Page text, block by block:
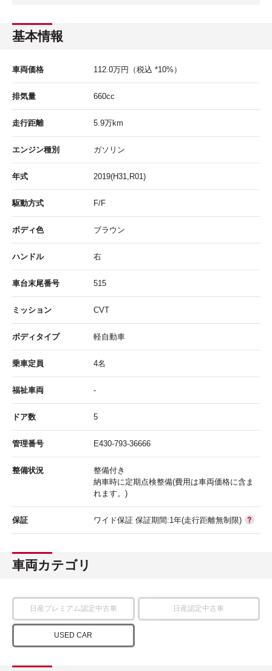
基本情報
車両価格 112.0万円 （税込 *10%）
排気量 660cc
走行距離 5.9万km
エンジン種別 ガソリン
年式 2019(H31,R01)
駆動方式 F/F
ボディ色 ブラウン
ハンドル 右
車台末尾番号 515
ミッション CVT
ボディタイプ 軽自動車
乗車定員 4名
福祉車両 -
ドア数 5
管理番号 E430-793-36666
整備状況
整備付き
納車時に定期点検整備(費用は車両価格に含ま
れます。)
保証 ワイド保証 保証期間:1年(走行距離無制限)
車両カテゴリ
日産プレミアム認定中古車 日産認定中古車
USED CAR